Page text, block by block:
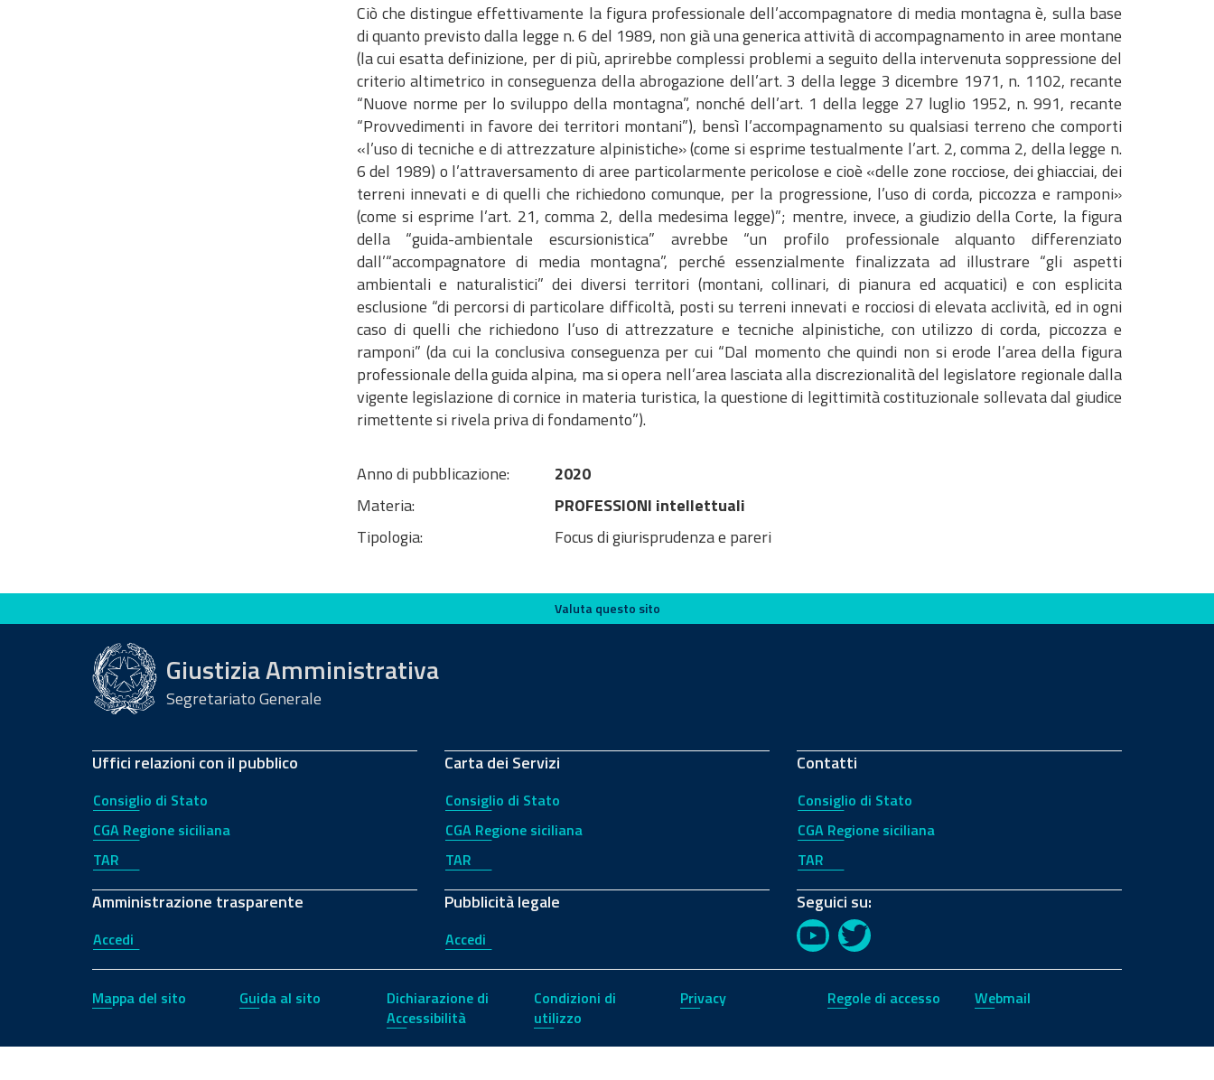
Ciò che distingue effettivamente la figura professionale dell’accompagnatore di media montagna è, sulla base
di quanto previsto dalla legge n. 6 del 1989, non già una generica attività di accompagnamento in aree montane
(la cui esatta definizione, per di più, aprirebbe complessi problemi a seguito della intervenuta soppressione del
criterio altimetrico in conseguenza della abrogazione dell’art. 3 della legge 3 dicembre 1971, n. 1102, recante
“Nuove norme per lo sviluppo della montagna”, nonché dell’art. 1 della legge 27 luglio 1952, n. 991, recante
“Provvedimenti in favore dei territori montani”), bensì l’accompagnamento su qualsiasi terreno che comporti
«l’uso di tecniche e di attrezzature alpinistiche» (come si esprime testualmente l’art. 2, comma 2, della legge n.
6 del 1989) o l’attraversamento di aree particolarmente pericolose e cioè «delle zone rocciose, dei ghiacciai, dei
terreni innevati e di quelli che richiedono comunque, per la progressione, l’uso di corda, piccozza e ramponi»
(come si esprime l’art. 21, comma 2, della medesima legge)”; mentre, invece, a giudizio della Corte, la figura
della “guida-ambientale escursionistica” avrebbe “un profilo professionale alquanto differenziato
dall’“accompagnatore di media montagna”, perché essenzialmente finalizzata ad illustrare “gli aspetti
ambientali e naturalistici” dei diversi territori (montani, collinari, di pianura ed acquatici) e con esplicita
esclusione “di percorsi di particolare difficoltà, posti su terreni innevati e rocciosi di elevata acclività, ed in ogni
caso di quelli che richiedono l’uso di attrezzature e tecniche alpinistiche, con utilizzo di corda, piccozza e
ramponi” (da cui la conclusiva conseguenza per cui “Dal momento che quindi non si erode l’area della figura
professionale della guida alpina, ma si opera nell’area lasciata alla discrezionalità del legislatore regionale dalla
vigente legislazione di cornice in materia turistica, la questione di legittimità costituzionale sollevata dal giudice
rimettente si rivela priva di fondamento”). ​​​​​​​
Anno di pubblicazione:
2020
Materia:
PROFESSIONI intellettuali
Tipologia:
Focus di giurisprudenza e pareri
Valuta questo sito Valuta questo sito
Giustizia Amministrativa
Segretariato Generale
Uffici relazioni con il pubblico
Consiglio di Stato
CGA Regione siciliana
TAR
Amministrazione trasparente
Accedi
Carta dei Servizi
Consiglio di Stato
CGA Regione siciliana
TAR
Pubblicità legale
Accedi
Contatti
Consiglio di Stato
CGA Regione siciliana
TAR
Seguici su:
YouTubeTwitter
Mappa del sito Guida al sito
Dichiarazione di
Accessibilità
Condizioni di
utilizzo
Privacy Regole di accesso Webmail